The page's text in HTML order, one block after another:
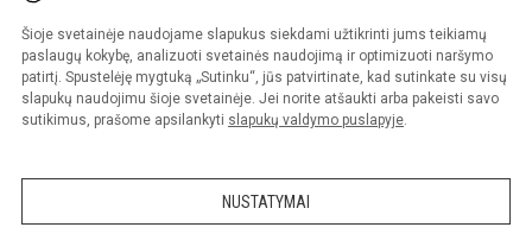
Šioje svetainėje naudojame slapukus siekdami užtikrinti jums teikiamų
paslaugų kokybę, analizuoti svetainės naudojimą ir optimizuoti naršymo
patirtį. Spustelėję mygtuką „Sutinku“, jūs patvirtinate, kad sutinkate su visų
slapukų naudojimu šioje svetainėje. Jei norite atšaukti arba pakeisti savo
sutikimus, prašome apsilankyti slapukų valdymo puslapyje.
NUSTATYMAI
© 2024. Gargždų atviras jaunimo centras. Visos teisės saugomos.
Kopijuoti turinį be raštiško įstaigos administracijos sutikimo griežtai draudžiama.
Prieinamumo paraiška Slapukų valdymas
Sumanus būdas atnaujinti